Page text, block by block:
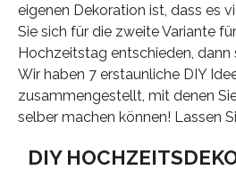
eigenen Dekoration ist, dass es
Sie sich für die zweite Variante
Hochzeitstag entschieden, dann
Wir haben 7 erstaunliche DIY
zusammengestellt, mit denen
selber machen können! Lassen
DIY